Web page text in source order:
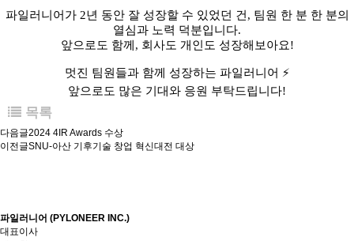
파일러니어가 2년 동안 잘 성장할 수 있었던 건, 팀원 한 분 한 분의
열심과 노력 덕분입니다.
앞으로도 함께, 회사도 개인도 성장해보아요!
멋진 팀원들과 함께 성장하는 파일러니어 ⚡
앞으로도 많은 기대와 응원 부탁드립니다!
목록
다음글2024 4IR Awards 수상
이전글SNU-아산 기후기술 창업 혁신대전 대상
파일러니어 (PYLONEER INC.)
대표이사